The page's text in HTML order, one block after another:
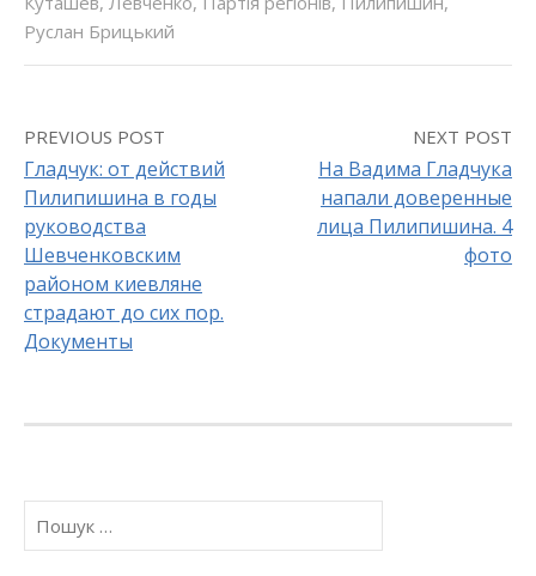
Руслан Брицький
P
o
s
t
v
i
PREVIOUS POST
Гладчук: от действий
Пилипишина в годы
руководства
Шевченковским
районом киевляне
страдают до сих пор.
Документы
NEXT POST
На Вадима Гладчука
напали доверенные
лица Пилипишина. 4
фото
П
ш